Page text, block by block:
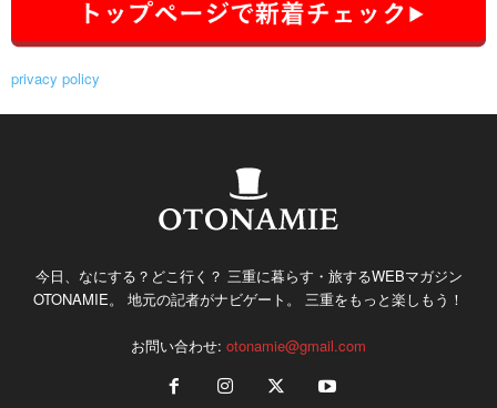
privacy policy
今日、なにする？どこ行く？ 三重に暮らす・旅するWEBマガジン
OTONAMIE。 地元の記者がナビゲート。 三重をもっと楽しもう！
お問い合わせ: otonamie@gmail.com